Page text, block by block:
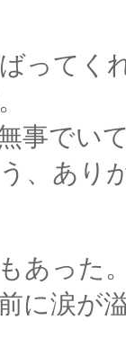
ってく
事でい
、あり
あった
に涙が